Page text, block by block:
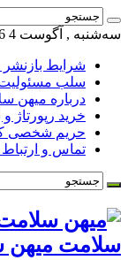
سه‌شنبه , آگوست 4 2026
شرایط بازنشر
سلب
درباره میهن
خرید رپورتاژ
حریم شخصی
تماس و
سلامت میهن